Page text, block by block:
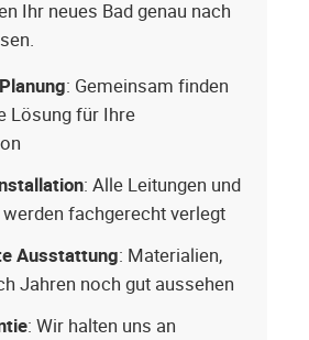
Ihr neues Bad genau nach
: Gemeinsam finden
Lösung für Ihre
: Alle Leitungen und
fachgerecht verlegt
Ausstattung: Materialien,
Jahren noch gut aussehen
: Wir halten uns an